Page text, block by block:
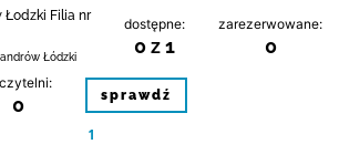
Łodzki Filia nr
Łódzki
dostępne:
0 z 1
zarezerwowane:
0
0 sprawdź
1